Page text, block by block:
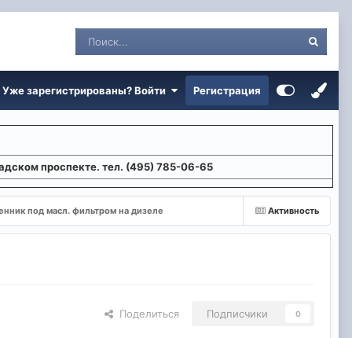
Уже зарегистрированы? Войти Регистрация
проспекте. тел. (495) 785-06-65
Активность
под масл. фильтром на дизеле
Поделиться Подписчики 0